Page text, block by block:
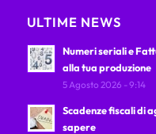
ULTIME NEWS
Numeri seriali e
alla tua produzione
5 Agosto 2026 - 9:14
Scadenze fiscali di
sapere